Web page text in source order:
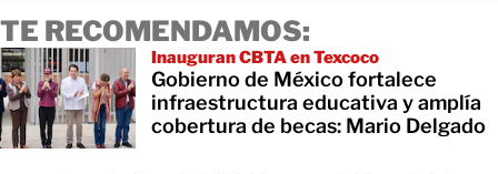
TE RECOMENDAMOS:
Inauguran CBTA en Texcoco
Gobierno de México fortalece
infraestructura educativa y amplía
cobertura de becas: Mario Delgado